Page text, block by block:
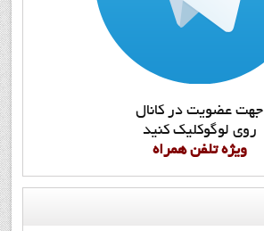
جهت عضويت در کانال
روي لوگوکليک کنيد
ويژه تلفن همراه